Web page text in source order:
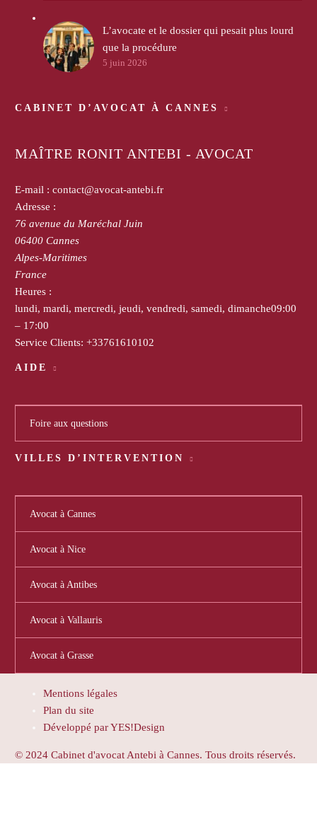
L’avocate et le dossier qui pesait plus lourd
que la procédure
5 juin 2026
CABINET D’AVOCAT À CANNES
MAÎTRE RONIT ANTEBI - AVOCAT
E-mail : contact@avocat-antebi.fr
Adresse :
76 avenue du Maréchal Juin
06400 Cannes
Alpes-Maritimes
France
Heures :
lundi, mardi, mercredi, jeudi, vendredi, samedi, dimanche09:00
– 17:00
Service Clients: +33761610102
AIDE
Foire aux questions
VILLES D’INTERVENTION
Avocat à Cannes
Avocat à Nice
Avocat à Antibes
Avocat à Vallauris
Avocat à Grasse
Mentions légales
Plan du site
Développé par YES!Design
© 2024 Cabinet d'avocat Antebi à Cannes. Tous droits réservés.